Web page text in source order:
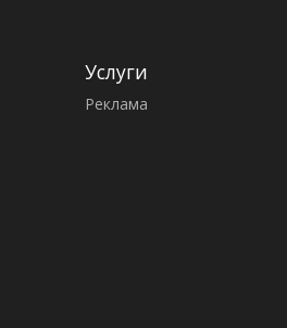
Услуги
Реклама